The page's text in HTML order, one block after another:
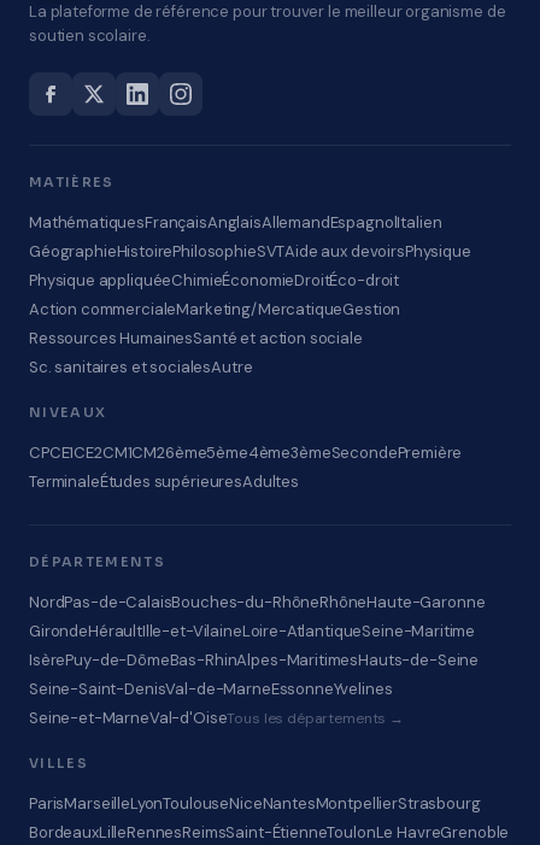
La plateforme de référence pour trouver le meilleur organisme de
soutien scolaire.
MATIÈRES
MathématiquesFrançaisAnglaisAllemandEspagnolItalien
GéographieHistoirePhilosophieSVTAide aux devoirsPhysique
Physique appliquéeChimieÉconomieDroitÉco-droit
Action commercialeMarketing/MercatiqueGestion
Ressources HumainesSanté et action sociale
Sc. sanitaires et socialesAutre
NIVEAUX
CPCE1CE2CM1CM26ème5ème4ème3èmeSecondePremière
TerminaleÉtudes supérieuresAdultes
DÉPARTEMENTS
NordPas-de-CalaisBouches-du-RhôneRhôneHaute-Garonne
GirondeHéraultIlle-et-VilaineLoire-AtlantiqueSeine-Maritime
IsèrePuy-de-DômeBas-RhinAlpes-MaritimesHauts-de-Seine
Seine-Saint-DenisVal-de-MarneEssonneYvelines
Seine-et-MarneVal-d'OiseTous les départements →
VILLES
ParisMarseilleLyonToulouseNiceNantesMontpellierStrasbourg
BordeauxLilleRennesReimsSaint-ÉtienneToulonLe HavreGrenoble